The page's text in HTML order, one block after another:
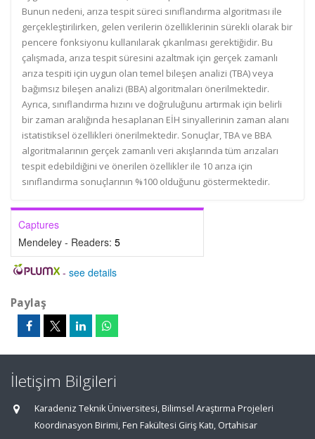
Bunun nedeni, arıza tespit süreci sınıflandırma algoritması ile
gerçekleştirilirken, gelen verilerin özelliklerinin sürekli olarak bir
pencere fonksiyonu kullanılarak çıkarılması gerektiğidir. Bu
çalışmada, arıza tespit süresini azaltmak için gerçek zamanlı
arıza tespiti için uygun olan temel bileşen analizi (TBA) veya
bağımsız bileşen analizi (BBA) algoritmaları önerilmektedir.
Ayrıca, sınıflandırma hızını ve doğruluğunu artırmak için belirli
bir zaman aralığında hesaplanan EİH sinyallerinin zaman alanı
istatistiksel özellikleri önerilmektedir. Sonuçlar, TBA ve BBA
algoritmalarının gerçek zamanlı veri akışlarında tüm arızaları
tespit edebildiğini ve önerilen özellikler ile 10 arıza için
sınıflandırma sonuçlarının %100 olduğunu göstermektedir.
Captures
Mendeley - Readers: 5
- see details
Paylaş
İletişim Bilgileri
Karadeniz Teknik Üniversitesi, Bilimsel Araştırma Projeleri
Koordinasyon Birimi, Fen Fakültesi Giriş Katı, Ortahisar